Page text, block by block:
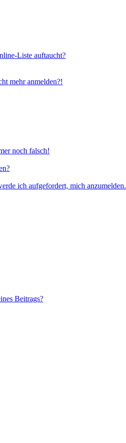
Liste auftaucht?
mehr anmelden?!
noch falsch!
ich aufgefordert, mich anzumelden.
Beitrags?